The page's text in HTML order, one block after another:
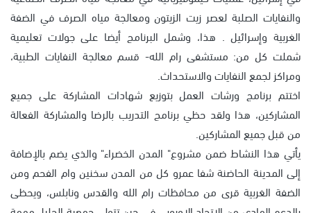
والنفايات الصلبة لعصر زيت الزيتون ومعالجة مياه الصرف في الضفة
الغربية وإسرائيل . هذا، وشمل البرنامج أيضا على جولات تعليمية
شملت كل من: مستشفى رام الله- قسم معالجة النفايات الطبية،
ومراكز لجمع النفايات والاستحداث.
اختتم برنامج ورشات العمل بتوزيع شهادات المشاركة على جميع
المشاركين، هذا ولقد حظي برنامج التدريب بالرضا والمشاركة الفعالة
من قبل جميع المشاركين.
يأتي هذا النشاط ضمن مشروع" المدن الخضراء" والذي يضم بالإضافة
إلى المدينة الحاضنة شفا عمرو كل من المدن سخنين وام الفحم ومن
الضفة الغربية قرى من محافظات رام الله والقدس ونابلس، ويحظى